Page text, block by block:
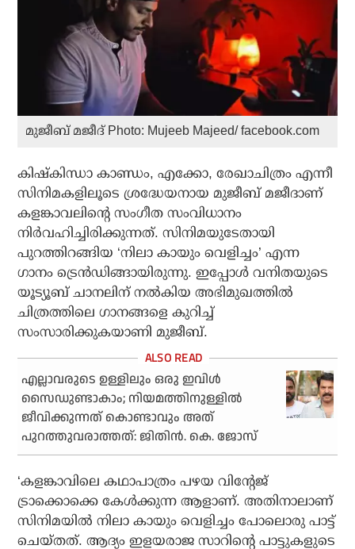
മുജീബ് മജീദ് Photo: Mujeeb Majeed/ facebook.com
കിഷ്‌കിന്ധാ കാണ്ഡം, എക്കോ, രേഖാചിത്രം എന്നീ
സിനിമകളിലൂടെ ശ്രദ്ധേയനായ മുജീബ് മജീദാണ്
കളങ്കാവലിന്റെ സംഗീത സംവിധാനം
നിര്‍വഹിച്ചിരിക്കുന്നത്. സിനിമയുടേതായി
പുറത്തിറങ്ങിയ ‘നിലാ കായും വെളിച്ചം’ എന്ന
ഗാനം ട്രെന്‍ഡിങ്ങായിരുന്നു. ഇപ്പോള്‍ വനിതയുടെ
യൂട്യൂബ് ചാനലിന് നല്‍കിയ അഭിമുഖത്തില്‍
ചിത്രത്തിലെ ഗാനങ്ങളെ കുറിച്ച്
സംസാരിക്കുകയാണി മുജീബ്.
എല്ലാവരുടെ ഉള്ളിലും ഒരു ഇവിള്‍
സൈഡുണ്ടാകാം; നിയമത്തിനുള്ളില്‍
ജീവിക്കുന്നത് കൊണ്ടാവും അത്
പുറത്തുവരാത്തത്: ജിതിന്‍. കെ. ജോസ്
‘കളങ്കാവിലെ കഥാപാത്രം പഴയ വിന്റേജ്
ട്രാക്കൊക്കെ കേള്‍ക്കുന്ന ആളാണ്. അതിനാലാണ്
സിനിമയില്‍ നിലാ കായും വെളിച്ചം പോലൊരു പാട്ട്
ചെയ്തത്. ആദ്യം ഇളയരാജ സാറിന്റെ പാട്ടുകളുടെ